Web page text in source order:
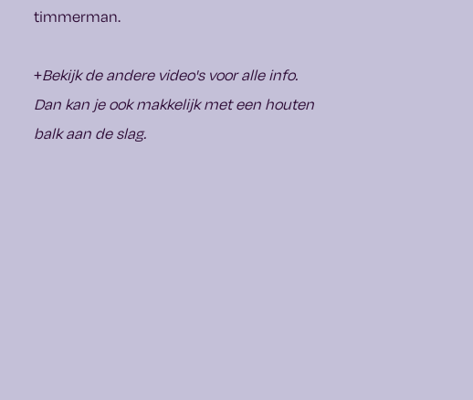
timmerman.
+Bekijk de andere video's voor alle info.
Dan kan je ook makkelijk met een houten
balk aan de slag.